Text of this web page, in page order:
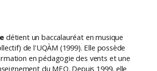
détient un baccalauréat en musique
de l'UQÀM (1999). Elle possède
en pédagogie des vents et une
du MEQ. Depuis 1999, elle